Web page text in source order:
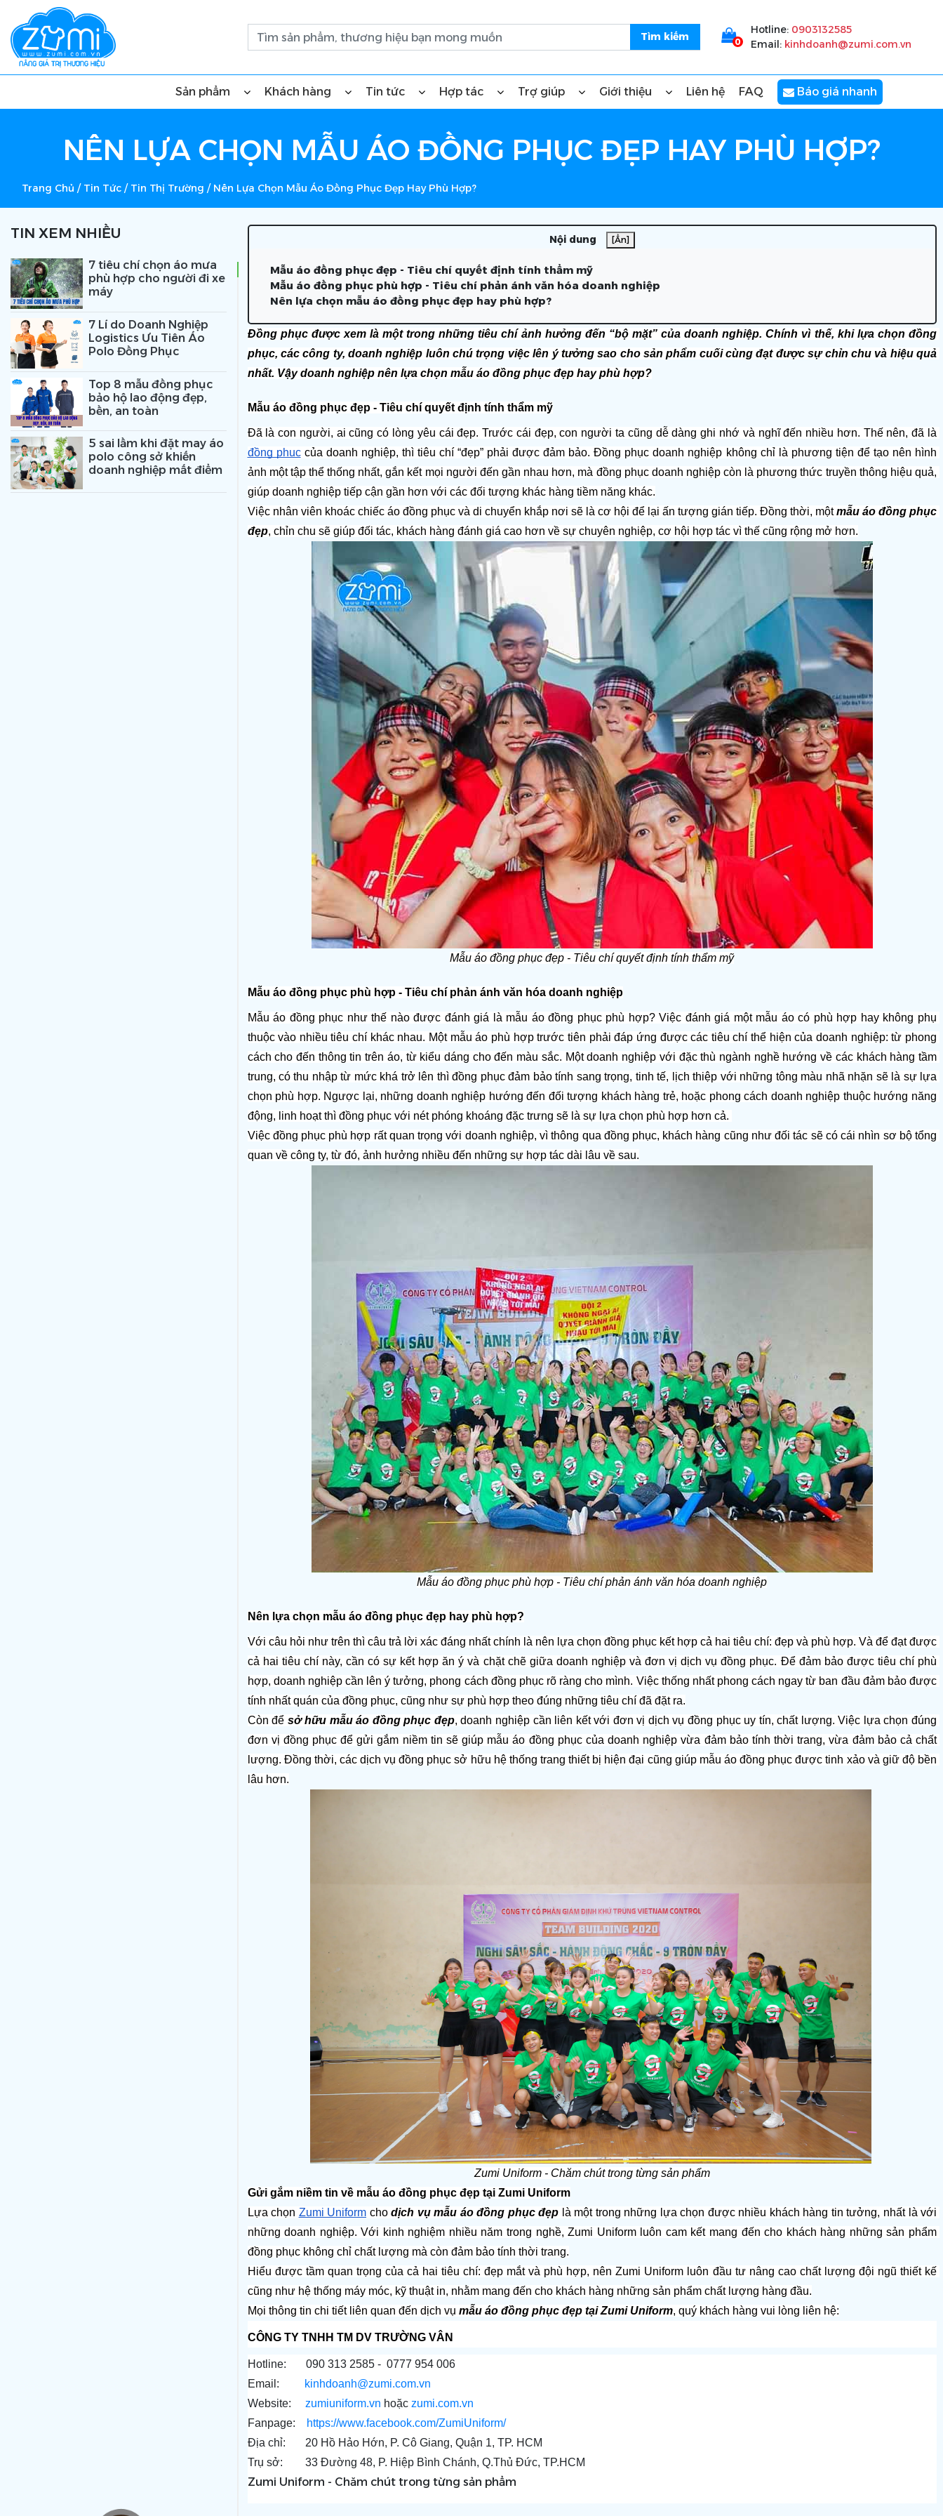
0
Hotline: 0903132585
Email: kinhdoanh@zumi.com.vn
Sản phẩm Khách hàng Tin tức Hợp tác Trợ giúp Giới thiệu Liên hệ FAQ Báo giá nhanh
NÊN LỰA CHỌN MẪU ÁO ĐỒNG PHỤC ĐẸP HAY PHÙ HỢP?
Trang Chủ / Tin Tức / Tin Thị Trường / Nên Lựa Chọn Mẫu Áo Đồng Phục Đẹp Hay Phù Hợp?
TIN XEM NHIỀU
7 tiêu chí chọn áo mưa
phù hợp cho người đi xe
máy
7 Lí do Doanh Nghiệp
Logistics Ưu Tiên Áo
Polo Đồng Phục
Top 8 mẫu đồng phục
bảo hộ lao động đẹp,
bền, an toàn
5 sai lầm khi đặt may áo
polo công sở khiến
doanh nghiệp mất điểm
Nội dung [Ẩn]
Mẫu áo đồng phục đẹp - Tiêu chí quyết định tính thẩm mỹ
Mẫu áo đồng phục phù hợp - Tiêu chí phản ánh văn hóa doanh nghiệp
Nên lựa chọn mẫu áo đồng phục đẹp hay phù hợp?
Đồng phục được xem là một trong những tiêu chí ảnh hưởng đến “bộ mặt” của doanh nghiệp. Chính vì thế, khi lựa chọn đồng
phục, các công ty, doanh nghiệp luôn chú trọng việc lên ý tưởng sao cho sản phẩm cuối cùng đạt được sự chỉn chu và hiệu quả
nhất. Vậy doanh nghiệp nên lựa chọn mẫu áo đồng phục đẹp hay phù hợp?
Mẫu áo đồng phục đẹp - Tiêu chí quyết định tính thẩm mỹ
đồng phục của doanh nghiệp, thì tiêu chí “đẹp” phải được đảm bảo. Đồng phục doanh nghiệp không chỉ là phương tiện để tạo nên hình
ảnh một tập thể thống nhất, gắn kết mọi người đến gần nhau hơn, mà đồng phục doanh nghiệp còn là phương thức truyền thông hiệu quả,
giúp doanh nghiệp tiếp cận gần hơn với các đối tượng khác hàng tiềm năng khác.
Việc nhân viên khoác chiếc áo đồng phục và di chuyển khắp nơi sẽ là cơ hội để lại ấn tượng gián tiếp. Đồng thời, một mẫu áo đồng phục
đẹp, chỉn chu sẽ giúp đối tác, khách hàng đánh giá cao hơn về sự chuyên nghiệp, cơ hội hợp tác vì thế cũng rộng mở hơn.
Mẫu áo đồng phục đẹp - Tiêu chí quyết định tính thẩm mỹ
Mẫu áo đồng phục phù hợp - Tiêu chí phản ánh văn hóa doanh nghiệp
Mẫu áo đồng phục như thế nào được đánh giá là mẫu áo đồng phục phù hợp? Việc đánh giá một mẫu áo có phù hợp hay không phụ
thuộc vào nhiều tiêu chí khác nhau. Một mẫu áo phù hợp trước tiên phải đáp ứng được các tiêu chí thể hiện của doanh nghiệp: từ phong
cách cho đến thông tin trên áo, từ kiểu dáng cho đến màu sắc. Một doanh nghiệp với đặc thù ngành nghề hướng về các khách hàng tầm
trung, có thu nhập từ mức khá trở lên thì đồng phục đảm bảo tính sang trọng, tinh tế, lịch thiệp với những tông màu nhã nhặn sẽ là sự lựa
chọn phù hợp. Ngược lại, những doanh nghiệp hướng đến đối tượng khách hàng trẻ, hoặc phong cách doanh nghiệp thuộc hướng năng
động, linh hoạt thì đồng phục với nét phóng khoáng đặc trưng sẽ là sự lựa chọn phù hợp hơn cả.
Việc đồng phục phù hợp rất quan trọng với doanh nghiệp, vì thông qua đồng phục, khách hàng cũng như đối tác sẽ có cái nhìn sơ bộ tổng
quan về công ty, từ đó, ảnh hưởng nhiều đến những sự hợp tác dài lâu về sau.
Mẫu áo đồng phục phù hợp - Tiêu chí phản ánh văn hóa doanh nghiệp
Nên lựa chọn mẫu áo đồng phục đẹp hay phù hợp?
Với câu hỏi như trên thì câu trả lời xác đáng nhất chính là nên lựa chọn đồng phục kết hợp cả hai tiêu chí: đẹp và phù hợp. Và để đạt được
cả hai tiêu chí này, cần có sự kết hợp ăn ý và chặt chẽ giữa doanh nghiệp và đơn vị dịch vụ đồng phục. Để đảm bảo được tiêu chí phù
hợp, doanh nghiệp cần lên ý tưởng, phong cách đồng phục rõ ràng cho mình. Việc thống nhất phong cách ngay từ ban đầu đảm bảo được
tính nhất quán của đồng phục, cũng như sự phù hợp theo đúng những tiêu chí đã đặt ra.
Còn để sở hữu mẫu áo đồng phục đẹp, doanh nghiệp cần liên kết với đơn vị dịch vụ đồng phục uy tín, chất lượng. Việc lựa chọn đúng
đơn vị đồng phục để gửi gắm niềm tin sẽ giúp mẫu áo đồng phục của doanh nghiệp vừa đảm bảo tính thời trang, vừa đảm bảo cả chất
lượng. Đồng thời, các dịch vụ đồng phục sở hữu hệ thống trang thiết bị hiện đại cũng giúp mẫu áo đồng phục được tinh xảo và giữ độ bền
lâu hơn.
Zumi Uniform - Chăm chút trong từng sản phẩm
Gửi gắm niềm tin về mẫu áo đồng phục đẹp tại Zumi Uniform
Lựa chọn Zumi Uniform cho dịch vụ mẫu áo đồng phục đẹp là một trong những lựa chọn được nhiều khách hàng tin tưởng, nhất là với
những doanh nghiệp. Với kinh nghiệm nhiều năm trong nghề, Zumi Uniform luôn cam kết mang đến cho khách hàng những sản phẩm
đồng phục không chỉ chất lượng mà còn đảm bảo tính thời trang.
Hiểu được tầm quan trọng của cả hai tiêu chí: đẹp mắt và phù hợp, nên Zumi Uniform luôn đầu tư nâng cao chất lượng đội ngũ thiết kế
cũng như hệ thống máy móc, kỹ thuật in, nhằm mang đến cho khách hàng những sản phẩm chất lượng hàng đầu.
Mọi thông tin chi tiết liên quan đến dịch vụ mẫu áo đồng phục đẹp tại Zumi Uniform, quý khách hàng vui lòng liên hệ:
CÔNG TY TNHH TM DV TRƯỜNG VÂN
Hotline:       090 313 2585 -  0777 954 006
Email:
kinhdoanh@zumi.com.vn
Website: zumiuniform.vn hoặc zumi.com.vn
Fanpage:
https://www.facebook.com/ZumiUniform/
Địa chỉ:       20 Hồ Hảo Hớn, P. Cô Giang, Quận 1, TP. HCM
Trụ sở:        33 Đường 48, P. Hiệp Bình Chánh, Q.Thủ Đức, TP.HCM
Zumi Uniform - Chăm chút trong từng sản phẩm